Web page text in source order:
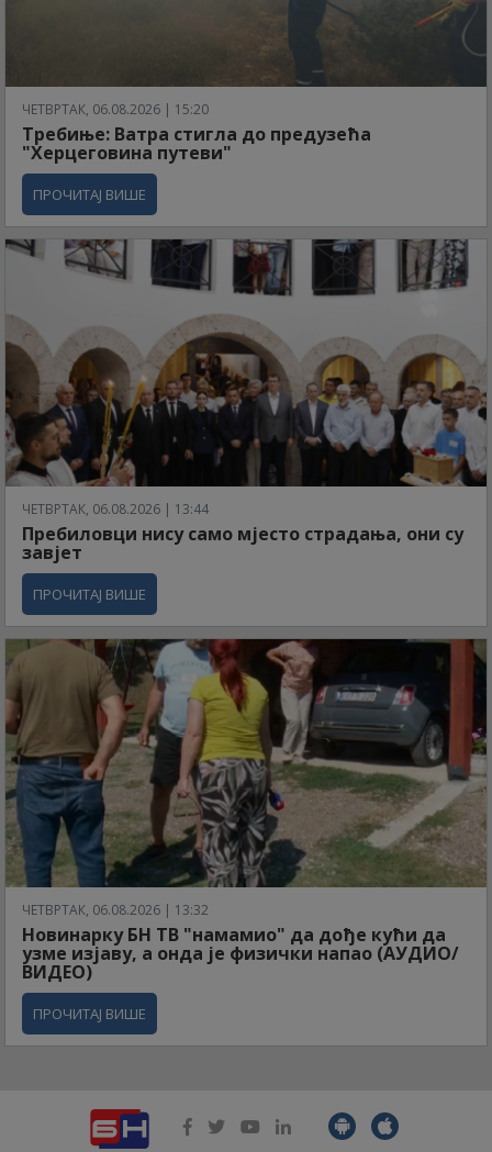
ЧЕТВРТАК, 06.08.2026 | 15:20
Требиње: Ватра стигла до предузећа
"Херцеговина путеви"
ПРОЧИТАЈ ВИШЕ
ЧЕТВРТАК, 06.08.2026 | 13:44
Пребиловци нису само мјесто страдања, они су
завјет
ПРОЧИТАЈ ВИШЕ
ЧЕТВРТАК, 06.08.2026 | 13:32
Новинарку БН ТВ "намамио" да дође кући да
узме изјаву, а онда је физички напао (АУДИО/
ВИДЕО)
ПРОЧИТАЈ ВИШЕ